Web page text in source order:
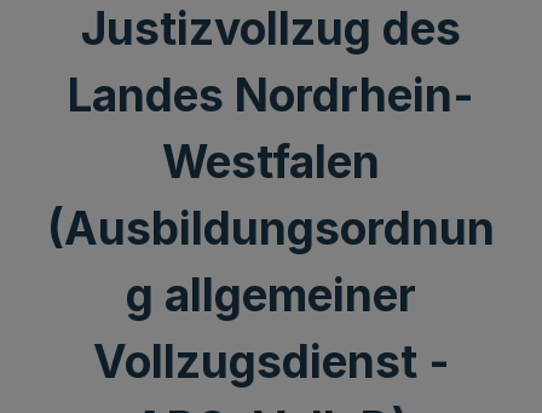
Justizvollzug des
Landes Nordrhein-
Westfalen
(Ausbildungsordnun
g allgemeiner
Vollzugsdienst -